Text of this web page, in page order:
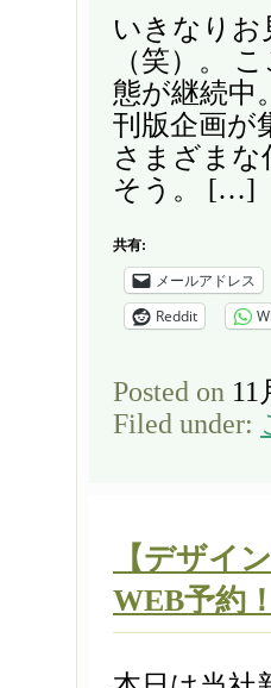
いきなりお
（笑）。
態が継続中
刊版企画が
さまざまな
そう。 […]
共有:
メールアドレス
Reddit
Posted on 11
Filed under:
【デザイ
WEB予約！